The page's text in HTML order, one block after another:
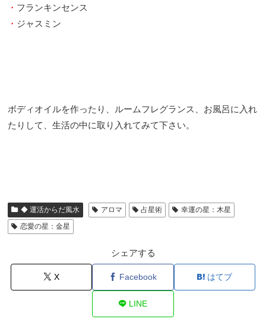
・ フランキンセンス
・ ジャスミン
ボディオイルを作ったり、ルームフレグランス、お風呂に入れ
たりして、生活の中に取り入れてみて下さい。
◆ 運活からだ風水 アロマ 占星術
幸運の星：木星
恋愛の星：金星
シェアする
X Facebook はてブ
LINE